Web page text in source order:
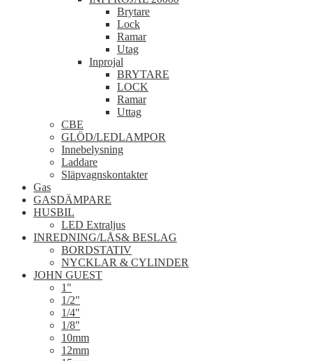
Brytare
Lock
Ramar
Utag
Inprojal
BRYTARE
LOCK
Ramar
Uttag
CBE
GLÖD/LEDLAMPOR
Innebelysning
Laddare
Släpvagnskontakter
Gas
GASDÄMPARE
HUSBIL
LED Extraljus
INREDNING/LÅS& BESLAG
BORDSTATIV
NYCKLAR & CYLINDER
JOHN GUEST
1"
1/2"
1/4"
1/8"
10mm
12mm